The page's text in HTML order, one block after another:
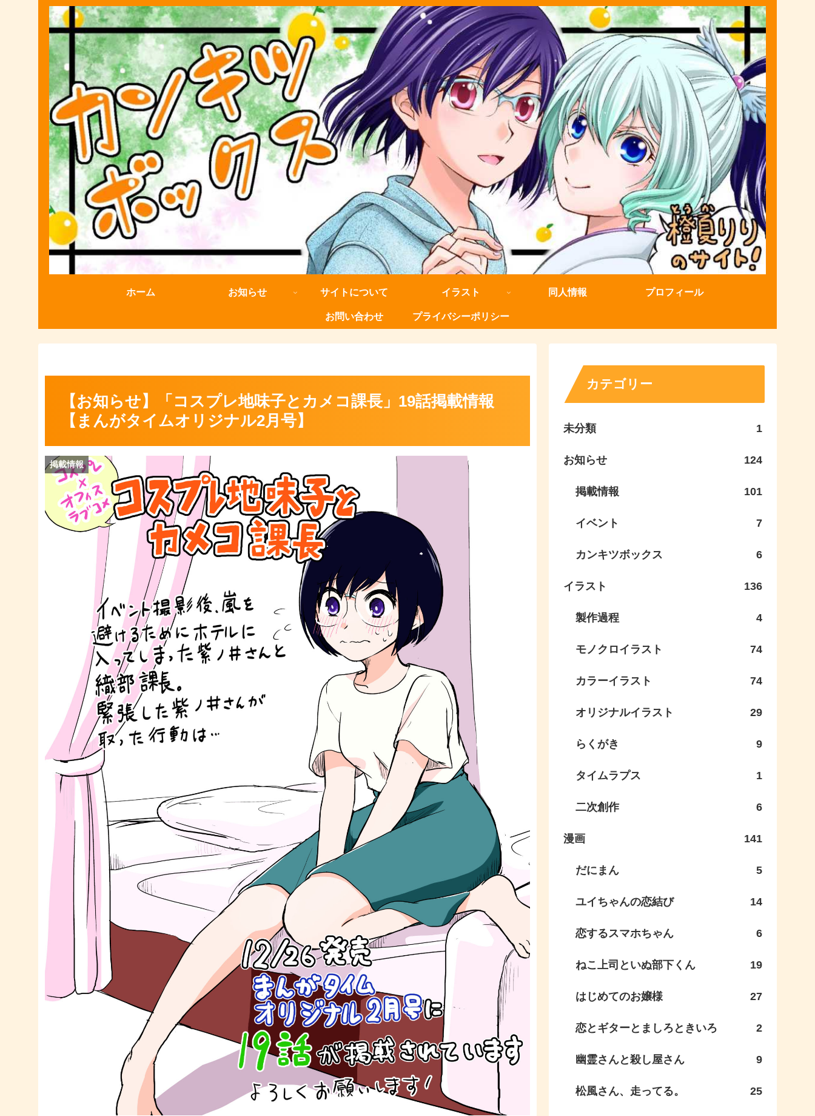
ホーム お知らせ サイトについて イラスト 同人情報 プロフィール
お問い合わせ プライバシーポリシー
【お知らせ】「コスプレ地味子とカメコ課長」19話掲載情報
【まんがタイムオリジナル2月号】
掲載情報
カテゴリー
未分類 1
お知らせ 124
掲載情報 101
イベント 7
カンキツボックス 6
イラスト 136
製作過程 4
モノクロイラスト 74
カラーイラスト 74
オリジナルイラスト 29
らくがき 9
タイムラプス 1
二次創作 6
漫画 141
だにまん 5
ユイちゃんの恋結び 14
恋するスマホちゃん 6
ねこ上司といぬ部下くん 19
はじめてのお嬢様 27
恋とギターとましろときいろ 2
幽霊さんと殺し屋さん 9
松風さん、走ってる。 25